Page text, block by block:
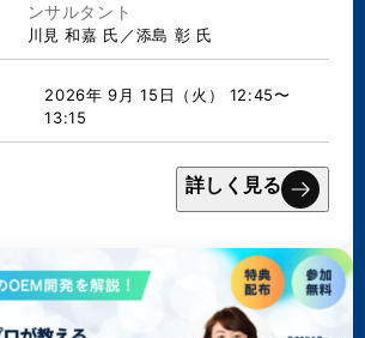
ンサルタント
川見 和嘉 氏／添島 彰 氏
2026年 9月 15日（火） 12:45〜
13:15
詳しく見る